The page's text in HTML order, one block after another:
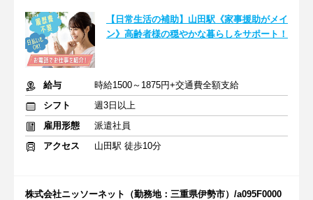
【日常生活の補助】山田駅《家事援助がメイ
ン》高齢者様の穏やかな暮らしをサポート！
給与
時給1500～1875円+交通費全額支給
シフト
週3日以上
雇用形態
派遣社員
アクセス
山田駅 徒歩10分
株式会社ニッソーネット（勤務地：三重県伊勢市）/a095F0000